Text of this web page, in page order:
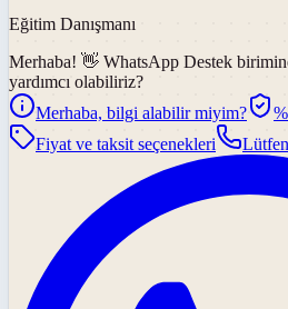
Eğitim Danışmanı
Merhaba! 👋 WhatsApp Destek
yardımcı olabiliriz?
Merhaba, bilgi alabilir miyim?
Fiyat ve taksit seçenekleri
Lütfen